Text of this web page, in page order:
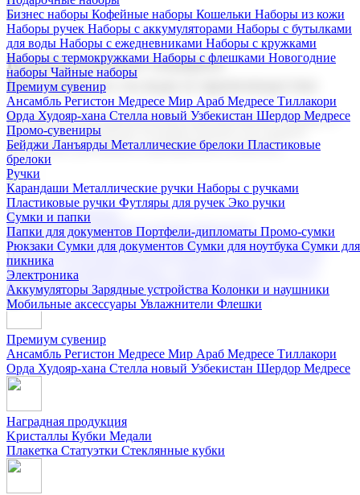
Бизнес наборы Кофейные наборы Кошельки Наборы из кожи
Наборы ручек Наборы с аккумуляторами Наборы с бутылками
для воды Наборы с ежедневниками Наборы с кружками
Наборы с термокружками Наборы с флешками Новогодние
наборы Чайные наборы
Премиум сувенир
Ансамбль Регистон Медресе Мир Араб Медресе Тиллакори
Орда Худояр-хана Стелла новый Узбекистан Шердор Медресе
Промо-сувениры
Бейджи Ланъярды Металлические брелоки Пластиковые
брелоки
Ручки
Карандаши Металлические ручки Наборы с ручками
Пластиковые ручки Футляры для ручек Эко ручки
Сумки и папки
Папки для документов Портфели-дипломаты Промо-сумки
Рюкзаки Сумки для документов Сумки для ноутбука Сумки для
пикника
Электроника
Аккумуляторы Зарядные устройства Колонки и наушники
Мобильные аксессуары Увлажнители Флешки
Корпоративные подарки
Поставка со склада и производство
Мы предлагаем широкий выбор корпоративных подарков и
сувениров с логотипом. В нашем каталоге вы найдете
продукцию для бизнеса, мероприятия и клиентов.
Подарочные наборы
Бизнес наборыКофейные наборы Кошельки
Наборы из кожиНаборы ручекНаборы с аккумуляторами
Наборы с бутылками для воды
Наборы с ежедневниками
Наборы с кружками
флешкамиНовогодние наборыЧайные наборы
Премиум сувенир
Ансамбль Регистон Медресе Мир Араб Медресе Тиллакори
Орда Худояр-хана Стелла новый Узбекистан Шердор Медресе
Наградная продукция
Kристаллы Кубки Медали
Плакетка Статуэтки Стеклянные кубки